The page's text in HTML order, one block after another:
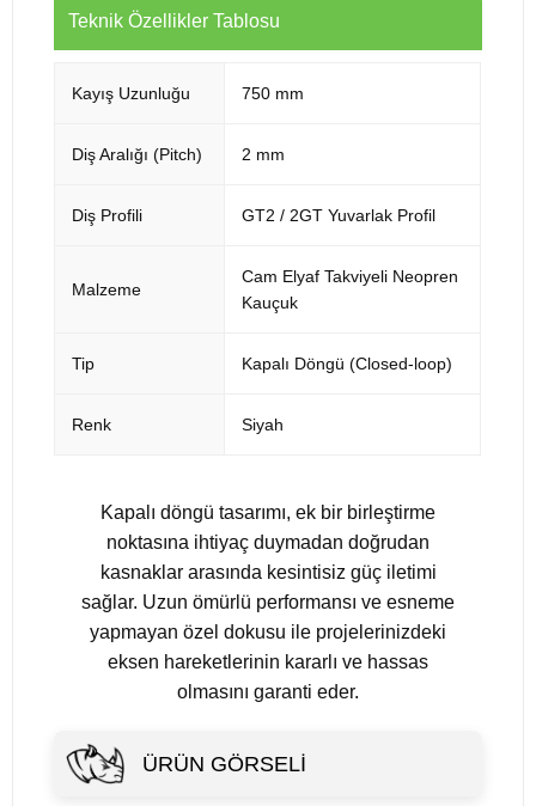
Teknik Özellikler Tablosu
Kayış Uzunluğu 750 mm
Diş Aralığı (Pitch) 2 mm
Diş Profili GT2 / 2GT Yuvarlak Profil
Malzeme
Cam Elyaf Takviyeli Neopren
Kauçuk
Tip Kapalı Döngü (Closed-loop)
Renk Siyah
Kapalı döngü tasarımı, ek bir birleştirme
noktasına ihtiyaç duymadan doğrudan
kasnaklar arasında kesintisiz güç iletimi
sağlar. Uzun ömürlü performansı ve esneme
yapmayan özel dokusu ile projelerinizdeki
eksen hareketlerinin kararlı ve hassas
olmasını garanti eder.
ÜRÜN GÖRSELI